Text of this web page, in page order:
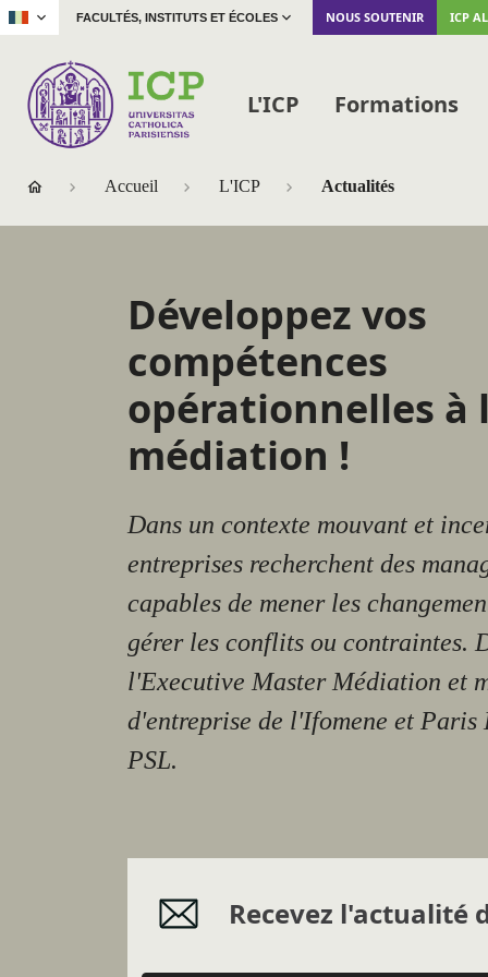
| FACULTÉS, INSTITUTS ET ÉCOLES NOUS SOUTENIR ICP
L'ICP Formations
Accueil L'ICP Actualités
Développez vos
compétences
opérationnelles à
médiation !
Dans un contexte mouvant et
entreprises recherchent des
capables de mener les
gérer les conflits ou contraintes.
l'Executive Master Médiation et
d'entreprise de l'Ifomene et Paris
PSL.
Recevez l'actualité